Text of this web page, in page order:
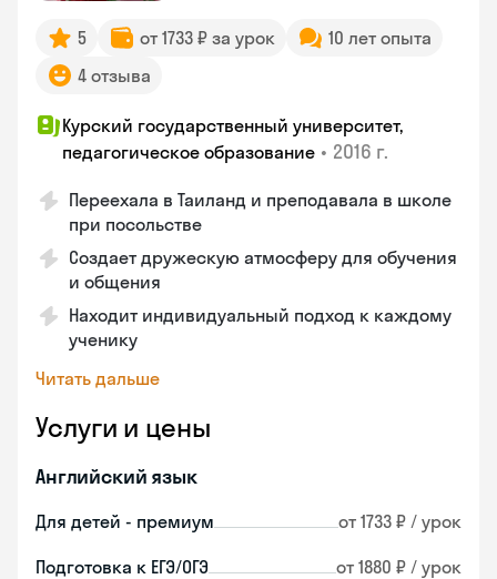
5 от 1733 ₽ за урок
10 лет опыта
4 отзыва
Курский государственный университет,
педагогическое образование • 2016 г.
Переехала в Таиланд и преподавала в школе
при посольстве
Создает дружескую атмосферу для обучения
и общения
Находит индивидуальный подход к каждому
ученику
Читать дальше
Услуги и цены
Английский язык
Для детей - премиум от 1733 ₽ / урок
Подготовка к ЕГЭ/ОГЭ от 1880 ₽ / урок